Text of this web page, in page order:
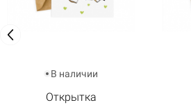
В наличии
Открытка